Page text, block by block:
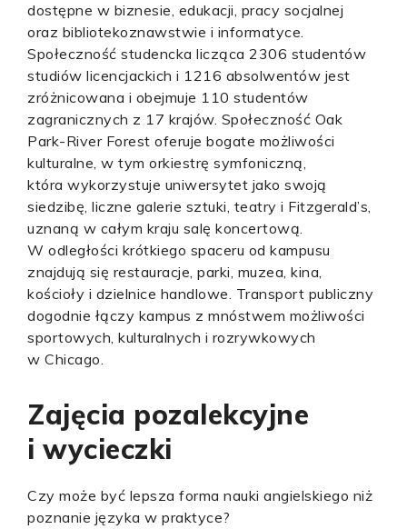
dostępne w biznesie, edukacji, pracy socjalnej
oraz bibliotekoznawstwie i informatyce.
Społeczność studencka licząca 2306 studentów
studiów licencjackich i 1216 absolwentów jest
zróżnicowana i obejmuje 110 studentów
zagranicznych z 17 krajów. Społeczność Oak
Park-River Forest oferuje bogate możliwości
kulturalne, w tym orkiestrę symfoniczną,
która wykorzystuje uniwersytet jako swoją
siedzibę, liczne galerie sztuki, teatry i Fitzgerald’s,
uznaną w całym kraju salę koncertową.
W odległości krótkiego spaceru od kampusu
znajdują się restauracje, parki, muzea, kina,
kościoły i dzielnice handlowe. Transport publiczny
dogodnie łączy kampus z mnóstwem możliwości
sportowych, kulturalnych i rozrywkowych
w Chicago.
Zajęcia pozalekcyjne
i wycieczki
Czy może być lepsza forma nauki angielskiego niż
poznanie języka w praktyce?